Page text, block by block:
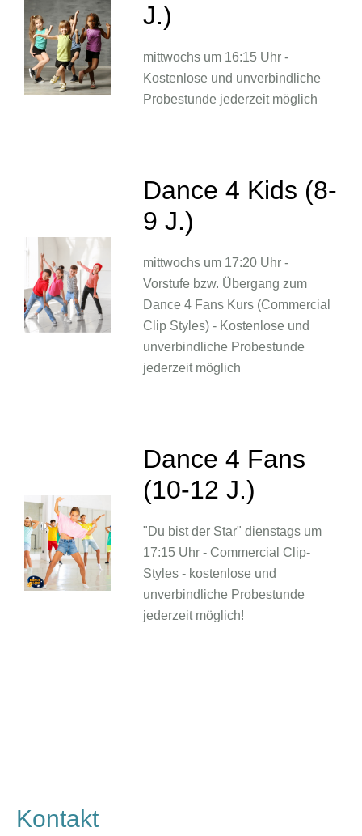
J.)
mittwochs um 16:15 Uhr -
Kostenlose und unverbindliche
Probestunde jederzeit möglich
Dance 4 Kids (8-
9 J.)
mittwochs um 17:20 Uhr -
Vorstufe bzw. Übergang zum
Dance 4 Fans Kurs (Commercial
Clip Styles) - Kostenlose und
unverbindliche Probestunde
jederzeit möglich
Dance 4 Fans
(10-12 J.)
"Du bist der Star" dienstags um
17:15 Uhr - Commercial Clip-
Styles - kostenlose und
unverbindliche Probestunde
jederzeit möglich!
Kontakt